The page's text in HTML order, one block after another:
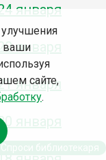
января
января
января
января
ваши
сайте,
.
Спроси библиотекаря